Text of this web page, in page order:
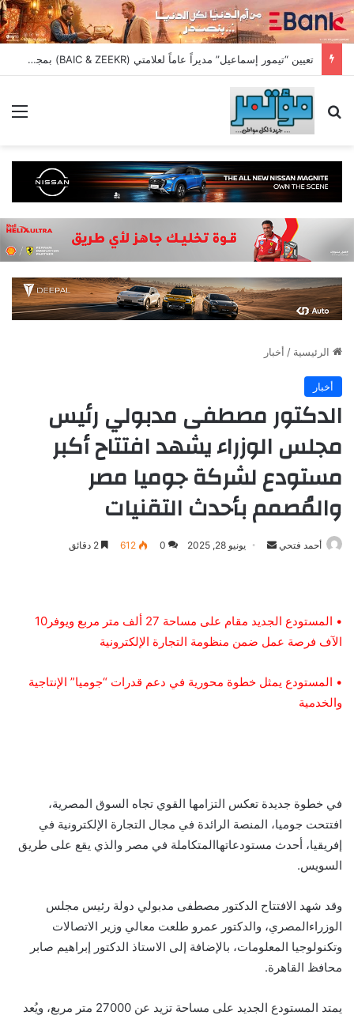
تعيين “تيمور إسماعيل” مديراً عاماً لعلامتي (BAIC & ZEEKR) بمجموعة EIM للسيارات
بحث عن
الرئيسية / أخبار
أخبار
الدكتور مصطفى مدبولي رئيس
مجلس الوزراء يشهد افتتاح أكبر
مستودع لشركة جوميا مصر
والمُصمم بأحدث التقنيات
أحمد فتحي
أرسل يونيو 28, 2025 0
612
• المستودع الجديد مقام على مساحة ألف متر مربع ويوفر 10
الآف فرصة عمل ضمن منظومة التجارة الإلكترونية
• المستودع يمثل خطوة محورية في دعم قدرات “جوميا” الإنتاجية
والخدمية
في خطوة جديدة تعكس التزامها القوي تجاه السوق المصرية،
افتتحت جوميا، المنصة الرائدة في مجال التجارة الإلكترونية في
إفريقيا، أحدث مستودعاتهاالمتكاملة في مصر والذي يقع على طريق
السويس.
وقد شهد الافتتاح الدكتور مصطفى مدبولي دولة رئيس مجلس
الوزراءالمصري، والدكتور عمرو طلعت معالي وزير الاتصالات
وتكنولوجيا المعلومات، بالإضافة إلى الاستاذ الدكتور إبراهيم صابر
محافظ القاهرة.
يمتد المستودع الجديد على مساحة تزيد عن متر مربع، ويعد